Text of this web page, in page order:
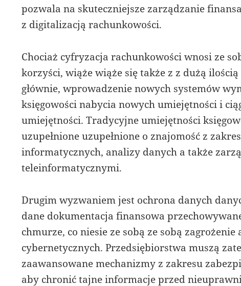
pozwala na skuteczniejsze zarządzanie
z digitalizacją rachunkowości.
Chociaż cyfryzacja rachunkowości wnosi ze
korzyści, wiąże wiąże się także z z dużą
głównie, wprowadzenie nowych systemów
księgowości nabycia nowych umiejętności i
umiejętności. Tradycyjne umiejętności
uzupełnione uzupełnione o znajomość z
informatycznych, analizy danych a także
teleinformatycznymi.
Drugim wyzwaniem jest ochrona danych
dane dokumentacja finansowa
chmurze, co niesie ze sobą ze sobą zagrożenie
cybernetycznych. Przedsiębiorstwa muszą
zaawansowane mechanizmy z zakresu
aby chronić tajne informacje przed